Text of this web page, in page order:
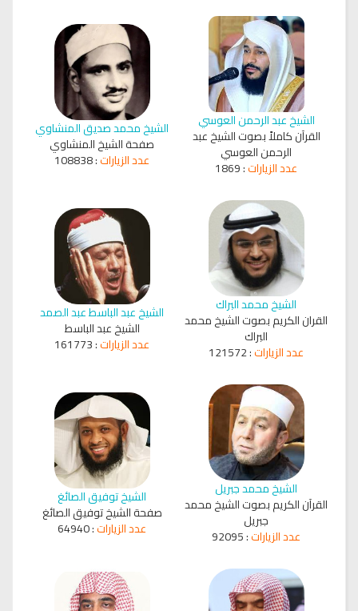
الشيخ عبد الرحمن العوسي
القرآن كاملاً بصوت الشيخ عبد
الرحمن العوسي
عدد الزيارات:
1869
الشيخ محمد صديق المنشاوي
صفحة الشيخ المنشاوي
عدد الزيارات:
108838
الشيخ محمد البراك
القران الكريم بصوت الشيخ محمد
البراك
عدد الزيارات:
121572
الشيخ عبد الباسط عبد الصمد
الشيخ عبد الباسط
عدد الزيارات:
161773
الشيخ محمد جبريل
القرآن الكريم بصوت الشيخ محمد
جبريل
عدد الزيارات:
92095
الشيخ توفيق الصائغ
صفحة الشيخ توفيق الصائغ
عدد الزيارات:
64940